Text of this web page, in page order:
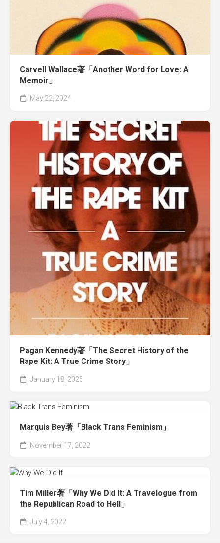
Carvell Wallace著「Another Word for Love: A
Memoir」
May 22, 2024
Pagan Kennedy著「The Secret History of the
Rape Kit: A True Crime Story」
January 18, 2025
Marquis Bey著「Black Trans Feminism」
November 17, 2022
Tim Miller著「Why We Did It: A Travelogue from
the Republican Road to Hell」
July 4, 2022